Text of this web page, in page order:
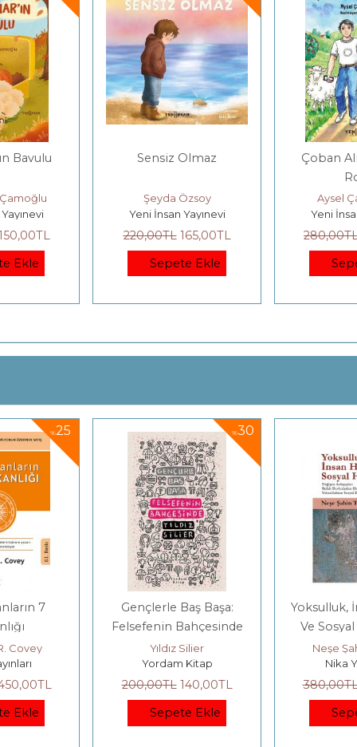
,00TL
Ekle
Çoban Ali ve Robot
Aysel Çavuşoğlu
Yeni İnsan Yayınevi
280,00TL 210,00TL
Sepete Ekle
Etik
Ayşegül
Yeni
560,00TL
%30
Başa:
Kitap
,00TL
Ekle
%30
Yoksulluk, İnsan Hakları
Ve Sosyal Hizmetler
Neşe Şahin Taşğın
Nika Yayınevi
380,00TL 266,00TL
Sepete Ekle
Saray
E
425,00